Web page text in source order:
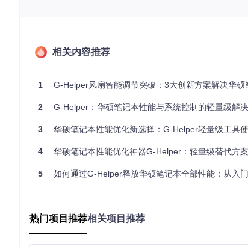
在日常使用场景下，通过G-Helper主界面可实现性能模式
移动办公场景：长续航与低噪音的平衡
略，实现办公场景下噪音降低40%，同时延长电池使用时
📌场景配置步骤 ：
点击主界面"Silent"模式按钮
设置屏幕刷新率为60Hz
"玩3A游戏时帧率波动大，散热跟不上"是游戏玩家的主要
率提升15-20%。通过自定义风扇曲线，可在温度达到70℃
相关内容推荐
1 G-Helper风扇智能调节突破：3大创新方案解决华硕
2 G-Helper：华硕笔记本性能与系统控制的轻量级解
3 华硕笔记本性能优化新选择：G-Helper轻量级工具
4 华硕笔记本性能优化神器G-Helper：轻量级替代方
5 如何通过G-Helper释放华硕笔记本全部性能：从入
热门项目推荐相关项目推荐